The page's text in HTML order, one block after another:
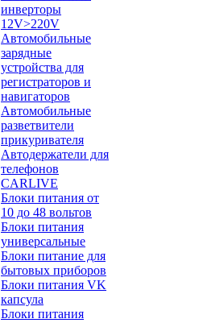
инверторы
12V>220V
Автомобильные
зарядные
устройства для
регистраторов и
навигаторов
Автомобильные
разветвители
прикуривателя
Автодержатели для
телефонов
CARLIVE
Блоки питания от
10 до 48 вольтов
Блоки питания
универсальные
Блоки питание для
бытовых приборов
Блоки питания VK
капсула
Блоки питания